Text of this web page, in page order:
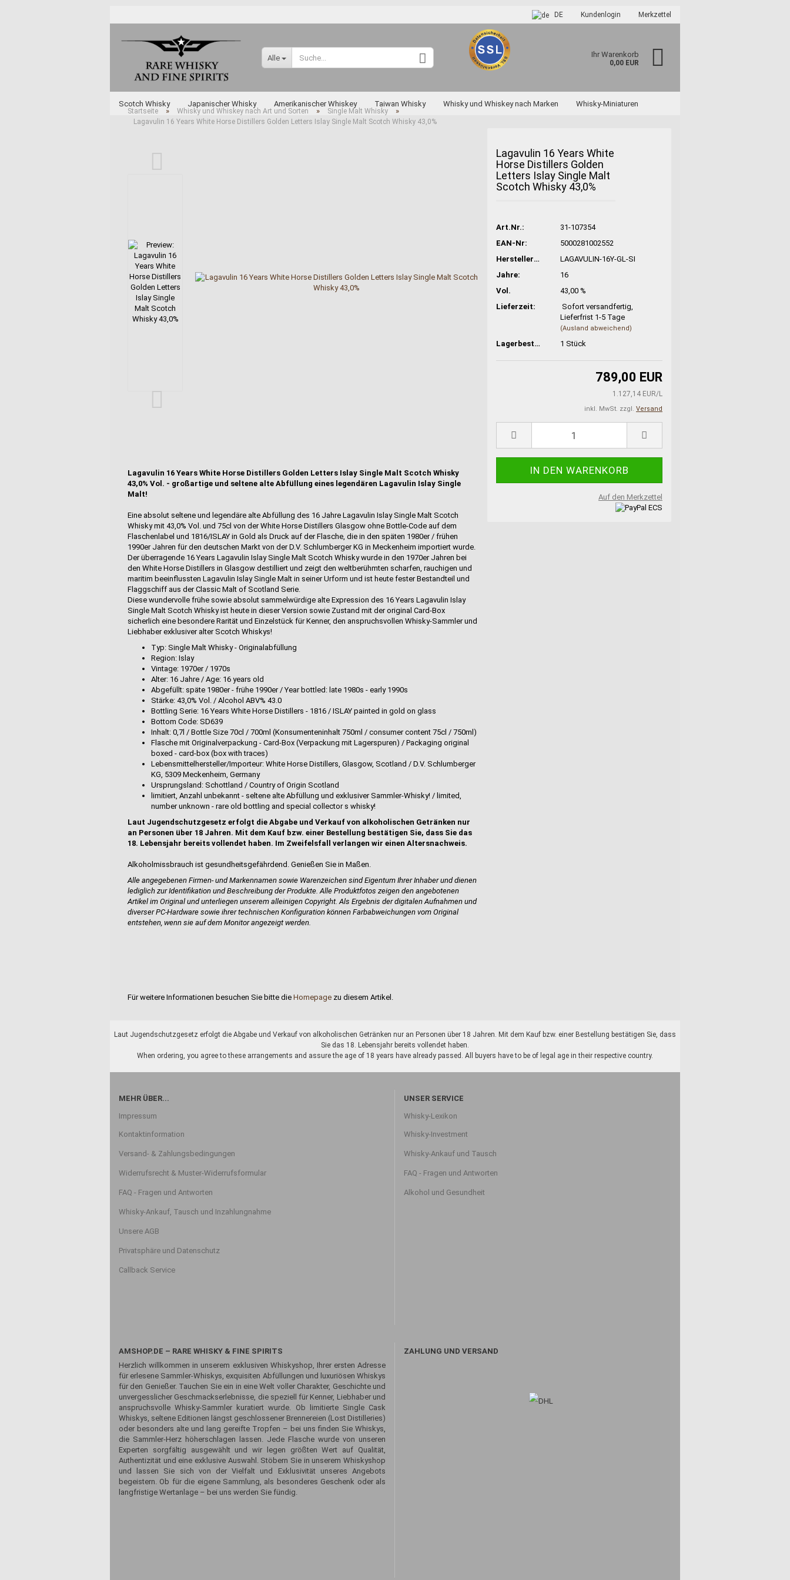
DE
Sprache auswählen
Kundenlogin
Konto erstellen
Passwort vergessen?
Merkzettel
Alle Ihr Warenkorb
0,00 EUR
Scotch Whisky Japanischer Whisky Amerikanischer Whiskey Taiwan Whisky Whisky und Whiskey nach Marken Whisky-Miniaturen
Unabhängige Abfüller Whisky und Whiskey nach Art und Sorten Diverse Raritäten
Startseite » Whisky und Whiskey nach Art und Sorten » Single Malt Whisky »
Lagavulin 16 Years White Horse Distillers Golden Letters Islay Single Malt Scotch Whisky 43,0%
Lagavulin 16 Years White
Horse Distillers Golden
Letters Islay Single Malt
Scotch Whisky 43,0%
Art.Nr.:
31-107354
EAN-Nr:
5000281002552
Hersteller-Nr:
LAGAVULIN-16Y-GL-SI
Jahre:
16
Vol.
43,00 %
Lieferzeit:
Sofort versandfertig,
Lieferfrist 1-5 Tage
(Ausland abweichend)
Lagerbestand: 1Stück
789,00 EUR
1.127,14 EUR/L
inkl. MwSt. zzgl. Versand
Auf den Merkzettel
Lagavulin 16 Years White Horse Distillers Golden Letters Islay Single Malt Scotch Whisky
43,0% Vol. - großartige und seltene alte Abfüllung eines legendären Lagavulin Islay Single
Malt!
Eine absolut seltene und legendäre alte Abfüllung des 16 Jahre Lagavulin Islay Single Malt Scotch
Whisky mit 43,0% Vol. und 75cl von der White Horse Distillers Glasgow ohne Bottle-Code auf dem
Flaschenlabel und 1816/ISLAY in Gold als Druck auf der Flasche, die in den späten 1980er / frühen
1990er Jahren für den deutschen Markt von der D.V. Schlumberger KG in Meckenheim importiert wurde.
Der überragende 16 Years Lagavulin Islay Single Malt Scotch Whisky wurde in den 1970er Jahren bei
den White Horse Distillers in Glasgow destilliert und zeigt den weltberühmten scharfen, rauchigen und
maritim beeinflussten Lagavulin Islay Single Malt in seiner Urform und ist heute fester Bestandteil und
Flaggschiff aus der Classic Malt of Scotland Serie.
Diese wundervolle frühe sowie absolut sammelwürdige alte Expression des 16 Years Lagavulin Islay
Single Malt Scotch Whisky ist heute in dieser Version sowie Zustand mit der original Card-Box
sicherlich eine besondere Rarität und Einzelstück für Kenner, den anspruchsvollen Whisky-Sammler und
Liebhaber exklusiver alter Scotch Whiskys!
Typ: Single Malt Whisky - Originalabfüllung
Region: Islay
Vintage: 1970er / 1970s
Alter: 16 Jahre / Age: 16 years old
Abgefüllt: späte 1980er - frühe 1990er / Year bottled: late 1980s - early 1990s
Stärke: 43,0% Vol. / Alcohol ABV% 43.0
Bottling Serie: 16 Years White Horse Distillers - 1816 / ISLAY painted in gold on glass
Bottom Code: SD639
Inhalt: 0,7l / Bottle Size 70cl / 700ml (Konsumenteninhalt 750ml / consumer content 75cl / 750ml)
Flasche mit Originalverpackung - Card-Box (Verpackung mit Lagerspuren) / Packaging original
boxed - card-box (box with traces)
Lebensmittelhersteller/Importeur: White Horse Distillers, Glasgow, Scotland / D.V. Schlumberger
KG, 5309 Meckenheim, Germany
Ursprungsland: Schottland / Country of Origin Scotland
limitiert, Anzahl unbekannt - seltene alte Abfüllung und exklusiver Sammler-Whisky! / limited,
number unknown - rare old bottling and special collector s whisky!
Laut Jugendschutzgesetz erfolgt die Abgabe und Verkauf von alkoholischen Getränken nur
an Personen über 18 Jahren. Mit dem Kauf bzw. einer Bestellung bestätigen Sie, dass Sie das
18. Lebensjahr bereits vollendet haben. Im Zweifelsfall verlangen wir einen Altersnachweis.
Alkoholmissbrauch ist gesundheitsgefährdend. Genießen Sie in Maßen.
Alle angegebenen Firmen- und Markennamen sowie Warenzeichen sind Eigentum Ihrer Inhaber und dienen
lediglich zur Identifikation und Beschreibung der Produkte.Alle Produktfotos zeigen den angebotenen
Artikel im Original und unterliegen unserem alleinigen Copyright. Als Ergebnis der digitalen Aufnahmen und
diverser PC-Hardware sowie ihrer technischen Konfiguration können Farbabweichungen vom Original
entstehen, wenn sie auf dem Monitor angezeigt werden.
Für weitere Informationen besuchen Sie bitte die Homepage zu diesem Artikel.
Laut Jugendschutzgesetz erfolgt die Abgabe und Verkauf von alkoholischen Getränken nur an Personen über 18 Jahren. Mit dem Kauf bzw. einer Bestellung bestätigen Sie, dass
Sie das 18. Lebensjahr bereits vollendet haben.
When ordering, you agree to these arrangements and assure the age of 18 years have already passed. All buyers have to be of legal age in their respective country.
MEHR ÜBER...
Impressum
Kontaktinformation
Versand- & Zahlungsbedingungen
Widerrufsrecht & Muster-Widerrufsformular
FAQ - Fragen und Antworten
Whisky-Ankauf, Tausch und Inzahlungnahme
Unsere AGB
Privatsphäre und Datenschutz
Callback Service
UNSER SERVICE
Whisky-Lexikon
Whisky-Investment
Whisky-Ankauf und Tausch
FAQ - Fragen und Antworten
Alkohol und Gesundheit
AMSHOP.DE – RARE WHISKY & FINE SPIRITS
Herzlich willkommen in unserem exklusiven Whiskyshop, Ihrer ersten Adresse
für erlesene Sammler-Whiskys, exquisiten Abfüllungen und luxuriösen Whiskys
für den Genießer. Tauchen Sie ein in eine Welt voller Charakter, Geschichte und
unvergesslicher Geschmackserlebnisse, die speziell für Kenner, Liebhaber und
anspruchsvolle Whisky-Sammler kuratiert wurde. Ob limitierte Single Cask
Whiskys, seltene Editionen längst geschlossener Brennereien (Lost Distilleries)
oder besonders alte und lang gereifte Tropfen – bei uns finden Sie Whiskys,
die Sammler-Herz höherschlagen lassen. Jede Flasche wurde von unseren
Experten sorgfältig ausgewählt und wir legen größten Wert auf Qualität,
Authentizität und eine exklusive Auswahl. Stöbern Sie in unserem Whiskyshop
und lassen Sie sich von der Vielfalt und Exklusivität unseres Angebots
begeistern. Ob für die eigene Sammlung, als besonderes Geschenk oder als
langfristige Wertanlage – bei uns werden Sie fündig.
ZAHLUNG UND VERSAND